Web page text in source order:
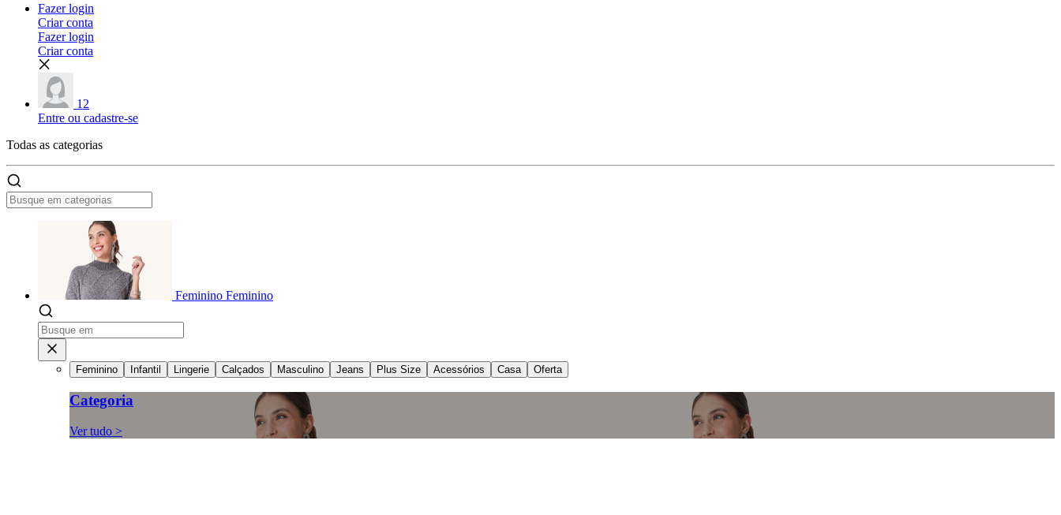
Fazer login
Criar conta
Fazer login
Criar conta
12
Entre ou cadastre-se
Todas as categorias
Feminino Feminino
Feminino Infantil Lingerie Calçados Masculino Jeans Plus Size Acessórios Casa Oferta
Categoria
Ver tudo >